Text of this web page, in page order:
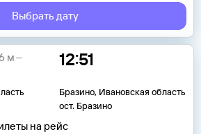
Выбрать дату
12:51
Бразино, Ивановская область
ост. Бразино
м
на рейс